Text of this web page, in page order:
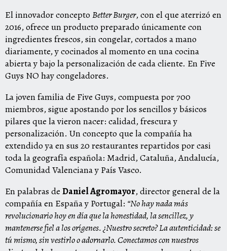
El innovador concepto Better Burger, con el que aterrizó en
2016, ofrece un producto preparado únicamente con
ingredientes frescos, sin congelar, cortados a mano
diariamente, y cocinados al momento en una cocina
abierta y bajo la personalización de cada cliente. En Five
Guys NO hay congeladores.
La joven familia de Five Guys, compuesta por 700
miembros, sigue apostando por los sencillos y básicos
pilares que la vieron nacer: calidad, frescura y
personalización. Un concepto que la compañía ha
extendido ya en sus 20 restaurantes repartidos por casi
toda la geografía española: Madrid, Cataluña, Andalucía,
Comunidad Valenciana y País Vasco.
En palabras de Daniel Agromayor, director general de la
compañía en España y Portugal: “No hay nada más
revolucionario hoy en día que la honestidad, la sencillez, y
mantenerse fiel a los orígenes. ¿Nuestro secreto? La autenticidad: se
tú mismo, sin vestirlo o adornarlo. Conectamos con nuestros